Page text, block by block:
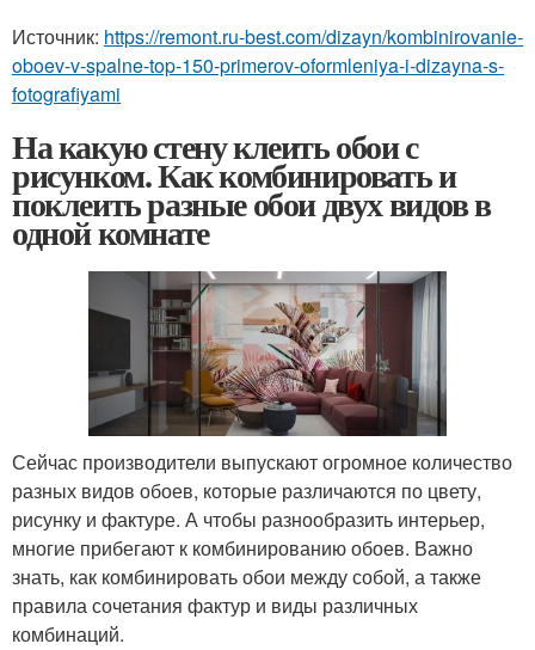
Источник: https://remont.ru-best.com/dizayn/kombinirovanie-
oboev-v-spalne-top-150-primerov-oformleniya-i-dizayna-s-
fotografiyami
На какую стену клеить обои с
рисунком. Как комбинировать и
поклеить разные обои двух видов в
одной комнате
Сейчас производители выпускают огромное количество
разных видов обоев, которые различаются по цвету,
рисунку и фактуре. А чтобы разнообразить интерьер,
многие прибегают к комбинированию обоев. Важно
знать, как комбинировать обои между собой, а также
правила сочетания фактур и виды различных
комбинаций.